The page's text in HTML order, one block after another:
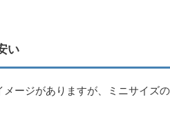
い
ージがありますが、ミニサイズ